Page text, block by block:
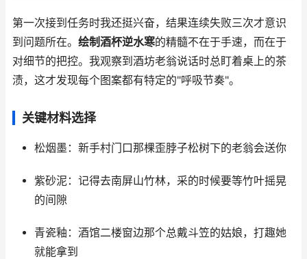
第一次接到任务时我还挺兴奋，结果连续失败三次才意识
到问题所在。 绘制酒杯逆水寒的精髓不在于手速，而在于
对细节的把控。我观察到酒坊老翁说话时总盯着桌上的茶
渍，这才发现每个图案都有特定的"呼吸节奏"。
关键材料选择
松烟墨：新手村门口那棵歪脖子松树下的老翁会送你
紫砂泥：记得去南屏山竹林，采的时候要等竹叶摇晃
的间隙
青瓷釉：酒馆二楼窗边那个总戴斗笠的姑娘，打趣她
就能拿到